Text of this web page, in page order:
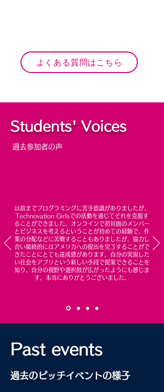
よくある質問はこちら
Students' Voices
過去参加者の声
​以前までプログラミングに苦手意識がありましたが、
Technovation Girlsでの活動を通じてそれを克服す
ることができました。オンラインで初対面のメンバー
とビジネスを考えるということが初めての経験で、作
業の分配などに苦戦することもありましたが、協力し
合い最終的にはアメリカへの提出を完了することがで
きたことにとても達成感があります。自分の実現した
い社会をアプリという新しい手段で提案できることを
知り、自分の視野や選択肢が広がったようにも感じま
す。本当にありがとうございました。
Past events
過去のピッチイベントの様子